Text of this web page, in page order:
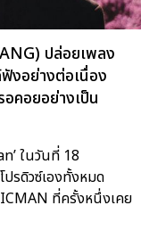
ปล่อยเพลง
งอย่างต่อเนื่อง
คอยอย่างเป็น
ในวันที่ 18
รดิวซ์เองทั้งหมด
ที่ครั้งหนึ่งเคย